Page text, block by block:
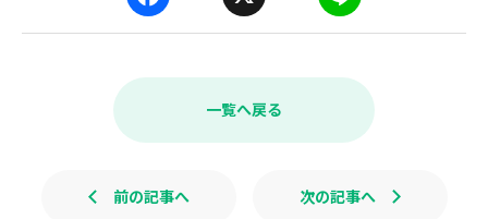
a
e
k
i
e
一覧へ戻る
前の記事へ 次の記事へ